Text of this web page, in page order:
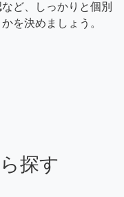
ど、しっかりと個別
を決めましょう。
探す